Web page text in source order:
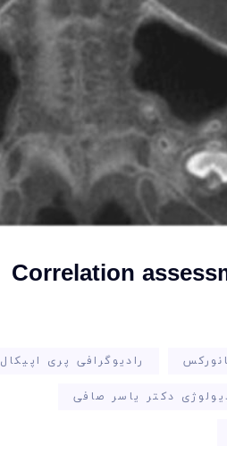
Correlation
رادیوگرافی پری اپیکال
دکتر یاسر صافی